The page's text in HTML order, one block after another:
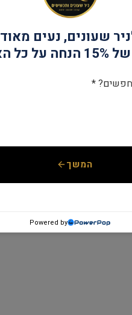
שעונים, נעים מאוד
כל האתר!
*
המשך
Powered by